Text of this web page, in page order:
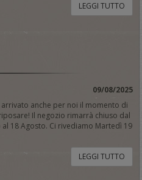
LEGGI TUTTO
09/08/2025
arrivato anche per noi il momento di
Il negozio rimarrà chiuso dal
al 18 Agosto. Ci rivediamo Martedì 19
LEGGI TUTTO